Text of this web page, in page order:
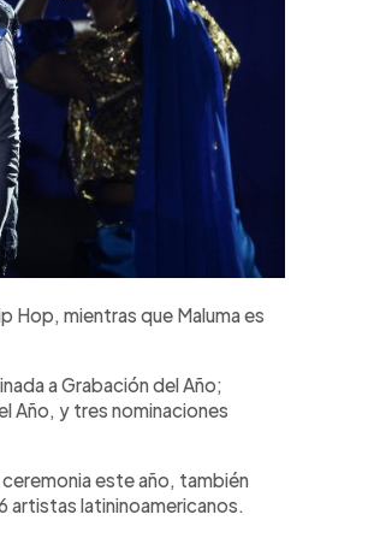
Hop, mientras que Maluma es
a Grabación del Año;
Año, y tres nominaciones
este año, también
artistas latininoamericanos.